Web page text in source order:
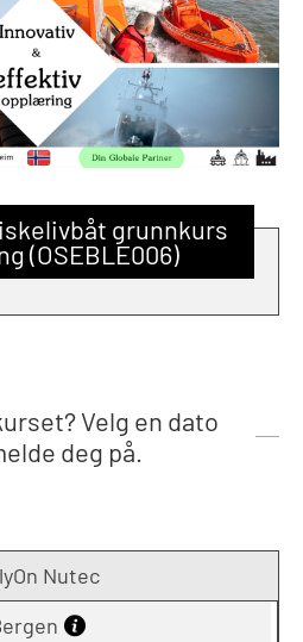
grunnkurs
(OSEBLE006)
Velg en dato
deg på.
Nutec